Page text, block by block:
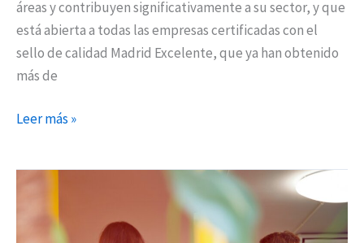
áreas y contribuyen significativamente a su sector, y que
está abierta a todas las empresas certificadas con el
sello de calidad Madrid Excelente, que ya han obtenido
más de
Leer más »
¿Cómo
alianzas